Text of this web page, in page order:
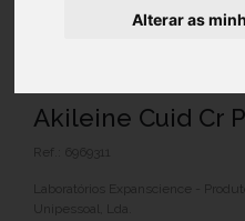
Alterar as
Akileine Cuid Cr
Ref.: 6969311
Laboratórios Expanscience -